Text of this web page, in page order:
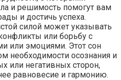
и решимость помогут вам
и достичь успеха.
силой может указывать
или борьбу с
или эмоциями. Этот сон
необходимости осознания и
или негативных сторон,
равновесие и гармонию.